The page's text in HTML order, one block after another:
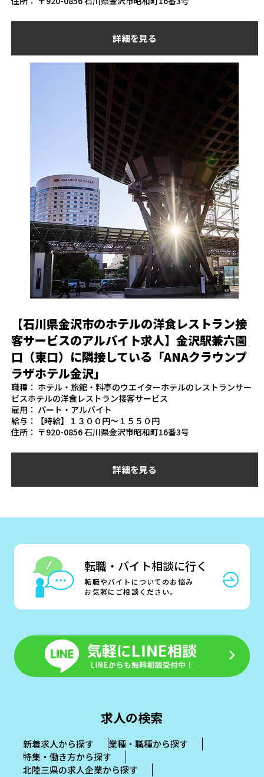
詳細を見る
【石川県金沢市のホテルの洋食レストラン接
客サービスのアルバイト求人】金沢駅兼六園
口（東口）に隣接している「ANAクラウンプ
ラザホテル金沢」
職種： ホテル・旅館・料亭のウエイターホテルのレストランサー
ビスホテルの洋食レストラン接客サービス
雇用： パート・アルバイト
給与：【時給】１３００円～１５５０円
住所： 〒920-0856 石川県金沢市昭和町16番3号
詳細を見る
転職・バイト相談に行く
転職やバイトについてのお悩み
お気軽にご相談ください。
求人の検索
新着求人から探す
業種・職種から探す
特集・働き方から探す
北陸三県の求人企業から探す